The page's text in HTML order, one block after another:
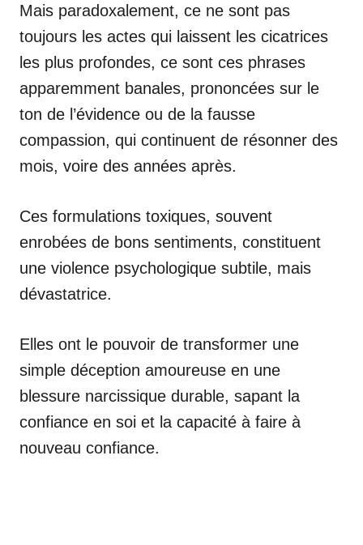
Mais paradoxalement, ce ne sont pas
toujours les actes qui laissent les cicatrices
les plus profondes, ce sont ces phrases
apparemment banales, prononcées sur le
ton de l’évidence ou de la fausse
compassion, qui continuent de résonner des
mois, voire des années après.
Ces formulations toxiques, souvent
enrobées de bons sentiments, constituent
une violence psychologique subtile, mais
dévastatrice.
Elles ont le pouvoir de transformer une
simple déception amoureuse en une
blessure narcissique durable, sapant la
confiance en soi et la capacité à faire à
nouveau confiance.